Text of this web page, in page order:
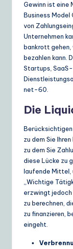
Gewinn ist eine
Business
von
Unternehmen
bankrott gehen,
bezahlen kann.
Startups,
net-60.
Die
zu dem Sie
zu dem Sie
diese Lücke zu
laufende Mittel,
„Wichtige
erzwingt
zu berechnen,
zu finanzieren,
eingeht.